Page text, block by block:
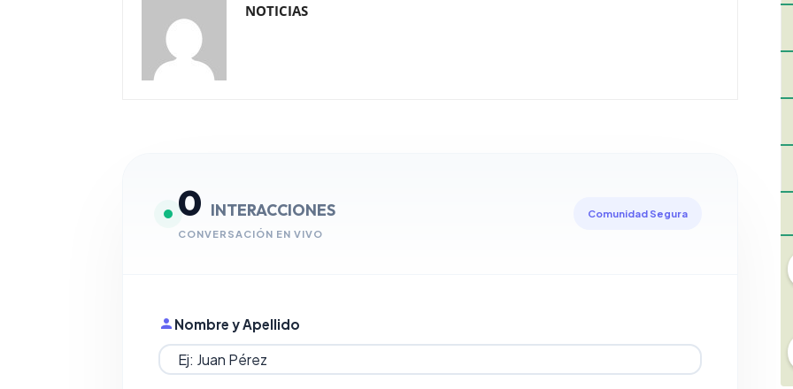
NOTICIAS
0 INTERACCIONES
CONVERSACIÓN EN VIVO
Comunidad Segura
Nombre y Apellido